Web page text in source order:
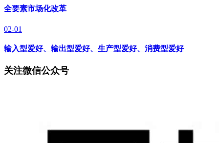
全要素市场化改革
02-01
输入型爱好、输出型爱好、生产型爱好、消费型爱好
关注微信公众号